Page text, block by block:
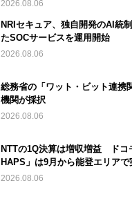
2026.08.06
NRIセキュア、独自開発のAI統
たSOCサービスを運用開始
2026.08.06
総務省の「ワット・ビット連携
機関が採択
2026.08.06
NTTの1Q決算は増収増益 ドコ
HAPS」は9月から能登エリアで
2026.08.06